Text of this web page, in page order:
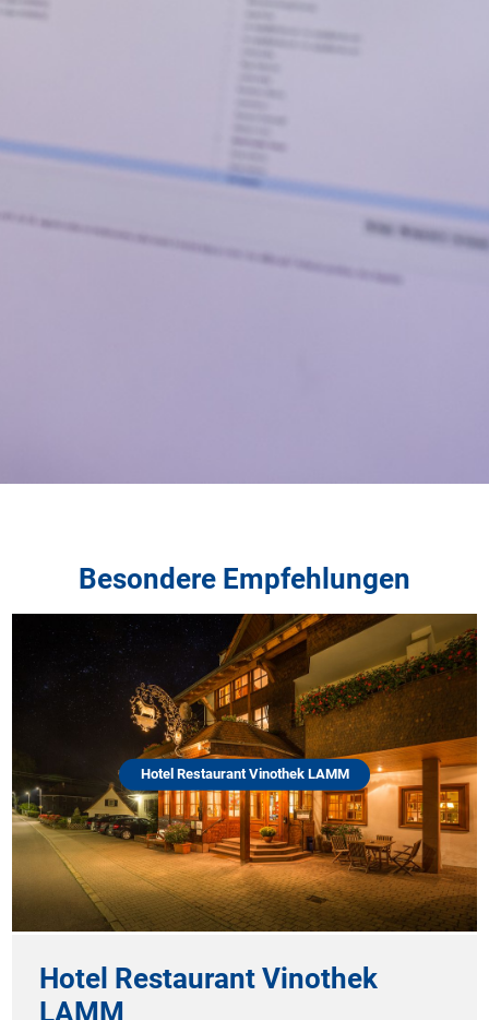
Besondere Empfehlungen
Hotel Restaurant Vinothek LAMM
Hotel Restaurant Vinothek
LAMM